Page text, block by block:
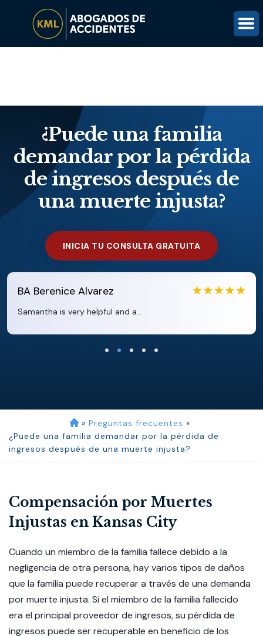
OBTÉN UNA REVISIÓN GRATUITA DEL CASO
¿Puede una familia
demandar por la pérdida
de ingresos después de
una muerte injusta?
INICIA TU CONSULTA GRATUITA
EB Eboni Bowie
Clara extremely helpful and ve...
» Preguntas frecuentes »
¿Puede una familia demandar por la pérdida de
ingresos después de una muerte injusta?
Compensación por Muertes
Injustas en Kansas City
Cuando un miembro de la familia fallece debido a la
negligencia de otra persona, hay varios tipos de daños
que la familia puede recuperar a través de una demanda
por muerte injusta. Si el miembro de la familia fallecido
era el principal proveedor de ingresos, su pérdida de
ingresos puede ser recuperable en beneficio de los